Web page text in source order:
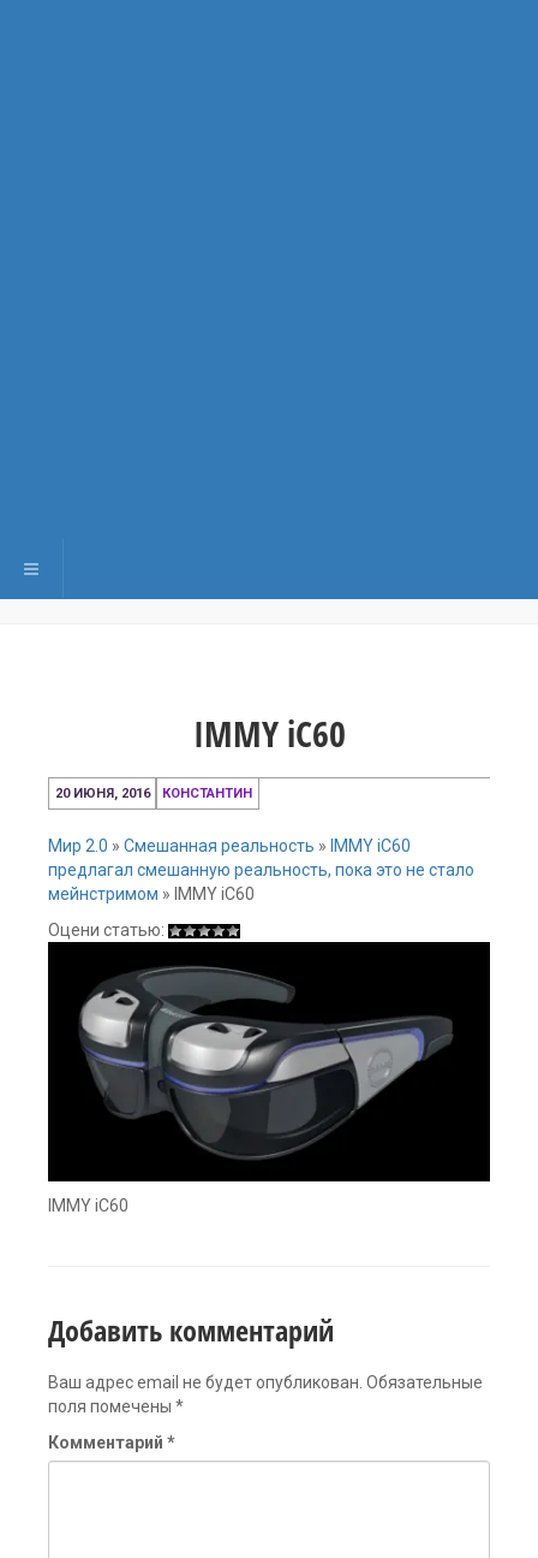
Переключить навигацию
IMMY iC60
20 ИЮНЯ, 2016
20
июня,
КОНСТАНТИН
Мир 2.0 » Смешанная реальность » IMMY iC60
предлагал смешанную реальность, пока это не стало
мейнстримом » IMMY iC60
Оцени статью:
IMMY iC60
Добавить комментарий
Ваш адрес email не будет опубликован. Обязательные
поля помечены *
Комментарий *